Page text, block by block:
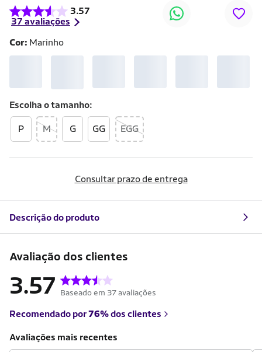
3.57
37 avaliações
Cor: Marinho
Escolha otamanho
P M G GG EGG
Consultar prazo de entrega
Descrição do produto
Avaliação dos clientes
3.57 Baseado em 37 avaliações
Recomendado por76%dos clientes
Avaliações mais recentes